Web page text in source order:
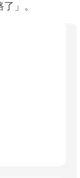
」。